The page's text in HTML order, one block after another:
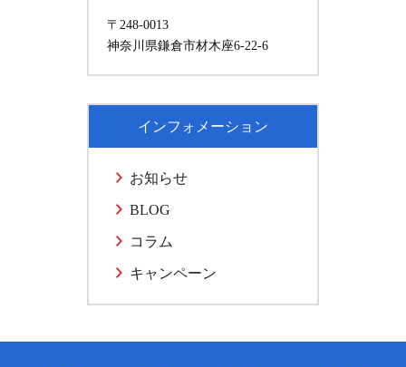
〒248-0013
神奈川県鎌倉市材木座6-22-6
インフォメーション
お知らせ
BLOG
コラム
キャンペーン